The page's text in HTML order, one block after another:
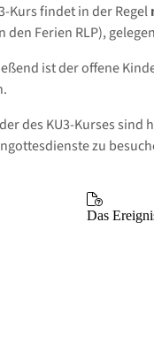
Kurs findet in der Regel
den Ferien RLP),
ist der offene
des KU3-Kurses
zu